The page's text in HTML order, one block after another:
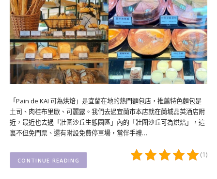
「Pain de KAI 可為烘焙」是宜蘭在地的熱門麵包店，推薦特色麵包是
土司、肉桂布里歐、可麗露。我們去過宜蘭市本店就在蘭城晶英酒店附
近，最近也去過「壯圍沙丘生態園區」內的「壯圍沙丘可為烘焙」，這
裏不但免門票、還有附設免費停車場，當伴手禮…
(1)
CONTINUE READING